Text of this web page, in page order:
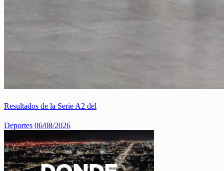
Resultados de la Serie A2 del
Deportes 06/08/2026